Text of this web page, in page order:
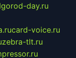
day.ru
card-voice.ru
zebra-tlt.ru